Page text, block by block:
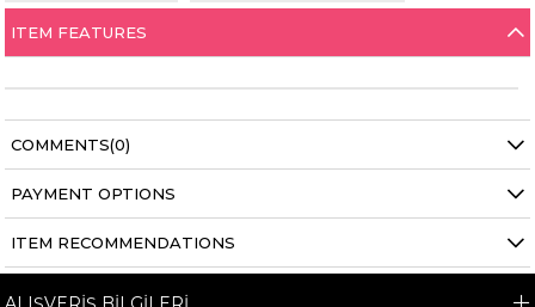
ITEM FEATURES
COMMENTS(0)
PAYMENT OPTIONS
ITEM RECOMMENDATIONS